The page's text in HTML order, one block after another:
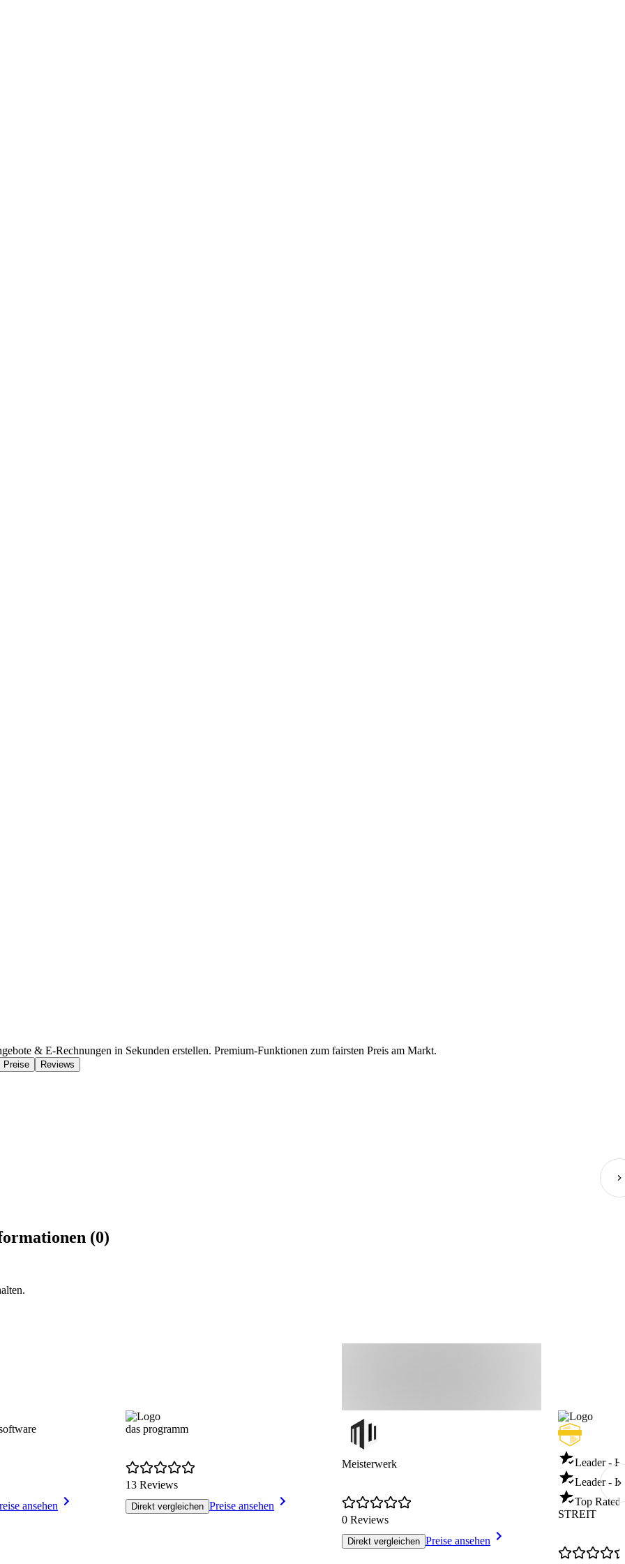
& E-Rechnungen in Sekunden erstellen. Premium-Funktionen zum fairsten Preis am Markt.
Preise Reviews
(0)
ansehen
das programm
13 Reviews
Direkt vergleichen Preise ansehen
Meisterwerk
0 Reviews
Direkt vergleichen Preise ansehen
Leader -
Leader -
Top Rated
STREIT